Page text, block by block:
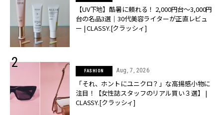
【UV下地】酷暑に頼れる！ 2,000円台〜3,000円
台の名品3選｜30代美容ライターが正直レビュ
ー | CLASSY.[クラッシィ]
FASHION Aug, 7, 2026
「それ、ホントにユニクロ？」な高揚感小物に
注目！【女性誌スタッフのリアル買い３選】 |
CLASSY.[クラッシィ]